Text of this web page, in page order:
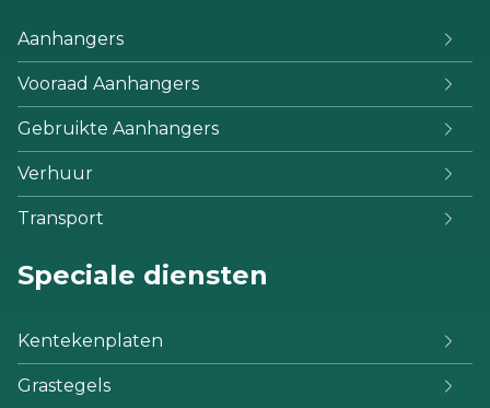
Aanhangers
Vooraad Aanhangers
Gebruikte Aanhangers
Verhuur
Transport
Speciale diensten
Kentekenplaten
Grastegels